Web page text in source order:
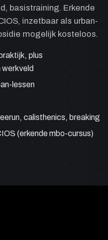
basistraining. Erkende
inzetbaar als urban-
mogelijk kosteloos.
plus
lessen
calisthenics, breaking
(erkende mbo-cursus)